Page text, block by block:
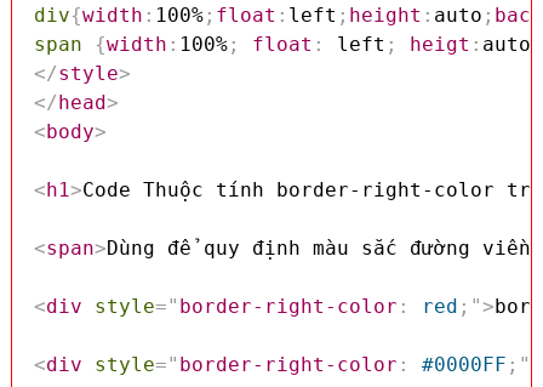
div{width : 100%; float : left ; height : auto ;
span
{width : 100%; float : left ; heigt : auto
</style>
</head>
<body>
<h1>Code Thuộc tính border-right-color
<span>Dùng để quy định màu sắc đường
<div style=" border-right-color : red ; ">
<div style=" border-right-color : #0000FF ; "